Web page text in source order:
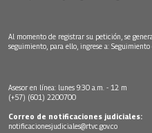
Al momento de registrar su petición, se
seguimiento, para ello, ingrese a: Seguimiento
Asesor en línea: lunes 9:30 a.m. - 12 m
(+57) (601) 2200700
Correo de notificaciones judiciales:
notificacionesjudiciales@rtvc.gov.co